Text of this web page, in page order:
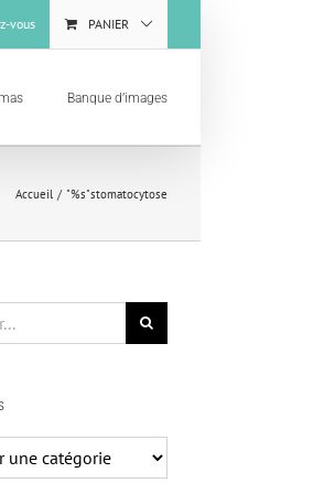
vous PANIER
Banque d’images
Accueil "%s"stomatocytose